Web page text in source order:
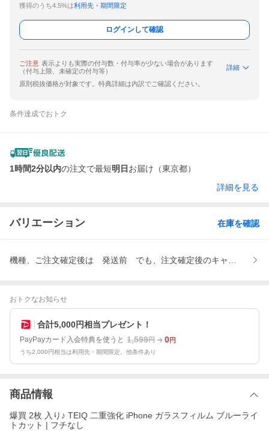
獲得のうち4.5%は利用先・期間限定
ログインして確認
ご注意 表示よりも実際の付与数・付与率が少ない場合があります
（付与上限、未確定の付与等）
詳細
原則税抜価格が対象です。特典詳細は内訳でご確認ください。
条件達成でおトク
1時間2分以内の注文で最短明日 お届け（東京都）
詳細を見る
バリエーション 在庫を確認
機種、ご注文確定後は 発送前 でも、注文確定後のキャンセルは
おトクなお知らせ
合計5,000円相当プレゼント！
PayPayカード入会特典を使うと 1,599円 0円
うち2,000円相当は利用先・期間限定。他条件あり
商品情報
爆買 2枚 入り♪ TEIQ 二重強化 iPhone ガラスフィルム ブルーライ
トカット | フチなし